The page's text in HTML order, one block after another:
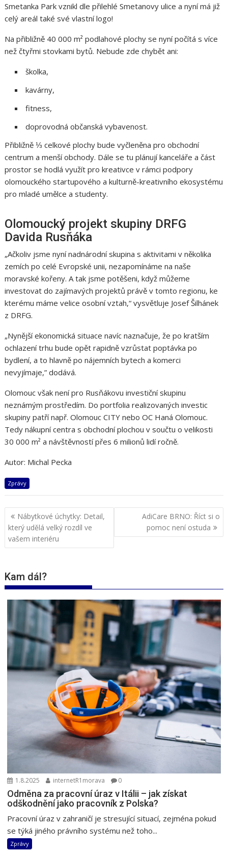
Smetanka Park vznikl dle přilehlé Smetanovy ulice a nyní má již
celý areál také své vlastní logo!
Na přibližně 40 000 m² podlahové plochy se nyní počítá s více
než čtyřmi stovkami bytů. Nebude zde chybět ani:
školka,
kavárny,
fitness,
doprovodná občanská vybavenost.
Přibližně ⅓ celkové plochy bude vyčleněna pro obchodní
centrum a menší obchody. Dále se tu plánují kanceláře a část
prostor se hodlá využít pro kreativce v rámci podpory
olomouckého startupového a kulturně-kreativního ekosystému
pro mladé umělce a studenty.
Olomoucký projekt skupiny DRFG
Davida Rusňáka
„Ačkoliv jsme nyní nadnárodní skupina s aktivitami v několika
zemích po celé Evropské unii, nezapomínáme na naše
moravské kořeny. A tak jsme potěšeni, když můžeme
investovat do zajímavých projektů právě v tomto regionu, ke
kterému máme velice osobní vztah,“ vysvětluje Josef Šilhánek
z DRFG.
„Nynější ekonomická situace navíc naznačuje, že po kratším
ochlazení trhu bude opět rapidně vzrůstat poptávka po
bydlení, a to hlavně po nájemních bytech a komerci
nevyjímaje,” dodává.
Olomouc však není pro Rusňákovu investiční skupinu
neznámým prostředím. Do portfolia realizovaných investic
skupiny patří např. Olomouc CITY nebo OC Haná Olomouc.
Tedy nákupní centra s obchodní plochou v součtu o velikosti
30 000 m² a návštěvností přes 6 milionů lidí ročně.
Autor: Michal Pecka
Zprávy
Navigace
pro
příspěvek
Nábytkové úchytky: Detail,
který udělá velký rozdíl ve
vašem interiéru
AdiCare BRNO: Říct si o
pomoc není ostuda
Kam dál?
1.8.2025 internetR1morava 0
Odměna za pracovní úraz v Itálii – jak získat
odškodnění jako pracovník z Polska?
Pracovní úraz v zahraničí je stresující situací, zejména pokud
se týká jiného právního systému než toho...
Zprávy